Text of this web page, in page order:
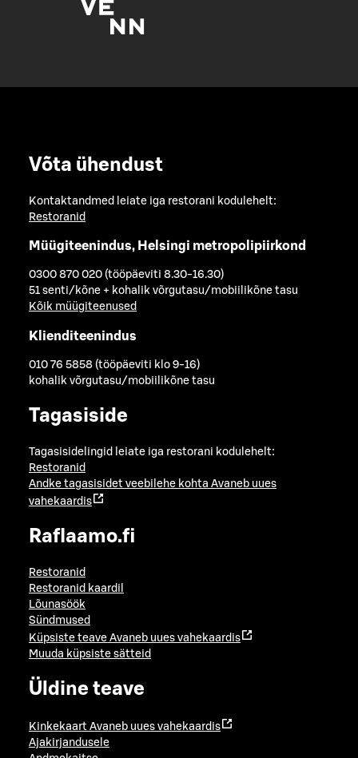
Võta ühendust
Kontaktandmed leiate iga restorani kodulehelt:
Restoranid
Müügiteenindus, Helsingi metropolipiirkond
0300 870 020 (tööpäeviti 8.30-16.30)
51 senti/kõne + kohalik võrgutasu/mobiilikõne tasu
Kõik müügiteenused
Klienditeenindus
010 76 5858 (tööpäeviti klo 9-16)
kohalik võrgutasu/mobiilikõne tasu
Tagasiside
Tagasisidelingid leiate iga restorani kodulehelt:
Restoranid
Andke tagasisidet veebilehe kohta Avaneb uues
vahekaardis
Raflaamo.fi
Restoranid
Restoranid kaardil
Lõunasöök
Sündmused
Küpsiste teave Avaneb uues vahekaardis
Muuda küpsiste sätteid
Üldine teave
Kinkekaart Avaneb uues vahekaardis
Ajakirjandusele